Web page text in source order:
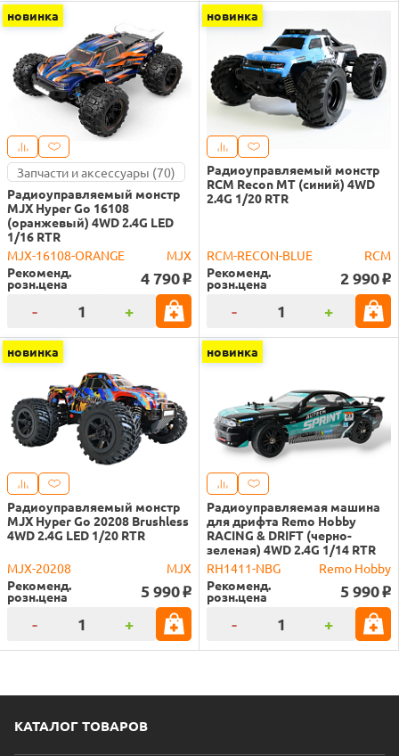
новинка
Запчасти и аксессуары (70)
Радиоуправляемый монстр
MJX Hyper Go 16108
(оранжевый) 4WD 2.4G LED
1/16 RTR
MJX-16108-ORANGE
MJX
Рекоменд.
розн.цена 4 790 o
- +
новинка
Радиоуправляемый монстр
RCM Recon MT (синий) 4WD
2.4G 1/20 RTR
RCM-RECON-BLUE
RCM
Рекоменд.
розн.цена 2 990 o
- +
новинка
Радиоуправляемый монстр
MJX Hyper Go 20208 Brushless
4WD 2.4G LED 1/20 RTR
MJX-20208
MJX
Рекоменд.
розн.цена 5 990 o
- +
новинка
Радиоуправляемая машина
для дрифта Remo Hobby
RACING & DRIFT (черно-
зеленая) 4WD 2.4G 1/14 RTR
RH1411-NBG
Remo Hobby
Рекоменд.
розн.цена 5 990 o
- +
КАТАЛОГ ТОВАРОВ